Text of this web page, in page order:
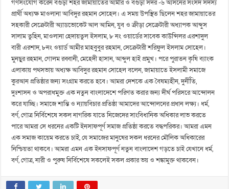
গণসংযোগ করেন বগুড়া শহর জামায়াতের আমীর ও বগুড়া সদর -৬ আসনের সংসদ সদস্য
প্রার্থী অধ্যক্ষ মাওলানা আবিদুর রহমান সোহেল। এ সময় উপস্থিত ছিলেন শহর জামায়াতের
সহকারী সেক্রেটারী অ্যাডভোকেট আল আমিন, যুব ও ক্রীড়া সেক্রেটারী অধ্যাপক আব্দুস
সালাম তুহিন, মাওলানা হেদায়তুল ইসলাম, ৮ নং ওয়ার্ডের সাবেক কাউন্সিলর এরশাদুল
বারী এরশাদ, ৮নং ওয়ার্ড আমীর মাহবুবুর রহমান, সেক্রেটারী শরিফুল ইসলাম সোহেল।
মুনছুর রহমান, গোলম রব্বানী, মেহেদী হাসান, আব্দুল হাই প্রমুখ। পরে পুরাতন কৃষি ব্যাংক
এলাকায় পথসভায় অধ্যক্ষ আবিদুর রহমান সোহেল বলেন, জামায়াতে ইসলামী সমাজে
কুরআন প্রতিষ্ঠার জন্য সংগ্রাম করতে হবে। আমরা দেশকে এক বৈষম্যহীন, দুর্নীতি,
দুঃশাসন ও অপরাধমুক্ত এক নতুন বাংলাদেশে পরিণত করার জন্য দীর্ঘ পরিসরে আন্দোলন
করে যাচ্ছি। সমাজে শান্তি ও ন্যায়বিচার প্রতিষ্ঠা আমাদের আন্দোলনের প্রধান লক্ষ্য। ধর্ম,
বর্ণ, গোত্র নির্বিশেষে সকল নাগরিক যাতে নিজেদের সাংবিধানিক অধিকার লাভ করতে
পারে আমরা সে ধরনের একটি ইনসাফপূর্ণ সমাজ প্রতিষ্ঠা করতে বদ্ধপরিকর। আমরা এমন
এক সমাজ কায়েম করতে চাই, যে সমাজের মানুষের সকল ধরনের মৌলিক অধিকারের
নিশ্চিয়তা থাকবে। আমরা এমন এক ইনসাফপূর্ণ নতুন বাংলাদেশ গড়তে চাই যেখানে ধর্ম,
বর্ণ, গোত্র, নারী ও পুরুষ নির্বিশেষে সকলেই সকল প্রকার ভয় ও শঙ্কামুক্ত থাকবেন।